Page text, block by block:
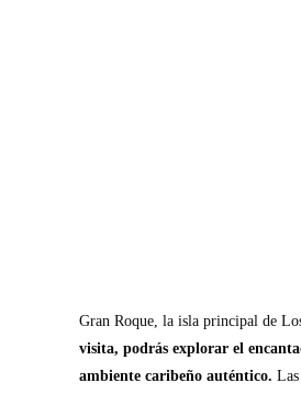
Gran Roque, la isla principal de
visita, podrás explorar el
ambiente caribeño auténtico.